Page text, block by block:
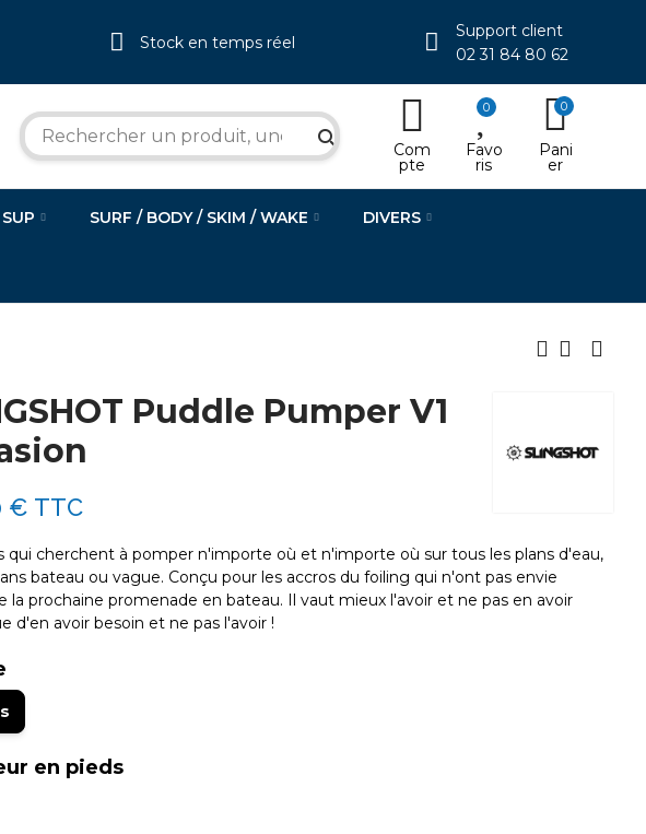
Stock en temps réel
Support client
02 31 84 80 62
search Com
pte
0
Favo
ris
0
Pani
er
SUP SURF / BODY / SKIM / WAKE DIVERS
Puddle Pumper V1
€ TTC
qui cherchent à pomper n'importe où et n'importe où sur tous les plans d'eau,
bateau ou vague. Conçu pour les accros du foiling qui n'ont pas envie
la prochaine promenade en bateau. Il vaut mieux l'avoir et ne pas en avoir
d'en avoir besoin et ne pas l'avoir !
en pieds